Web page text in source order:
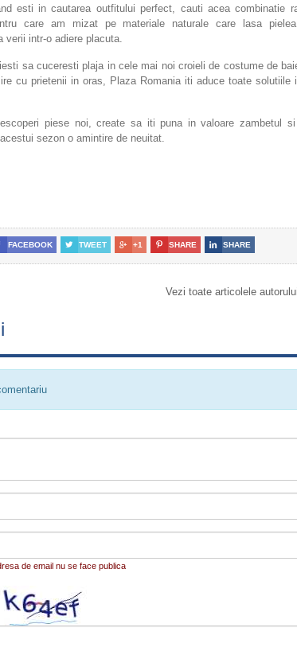
esti in cautarea outfitului perfect, cauti acea combinatie
care am mizat pe materiale naturale care lasa
verii intr-o adiere placuta.
sa cuceresti plaja in cele mai noi croieli de costume de
cu prietenii in oras, Plaza Romania iti aduce toate solutiile
piese noi, create sa iti puna in valoare zambetul
sezon o amintire de neuitat.
FACEBOOK  TWEET  +1  SHARE  SHARE
Vezi toate articolele
de email nu se face publica